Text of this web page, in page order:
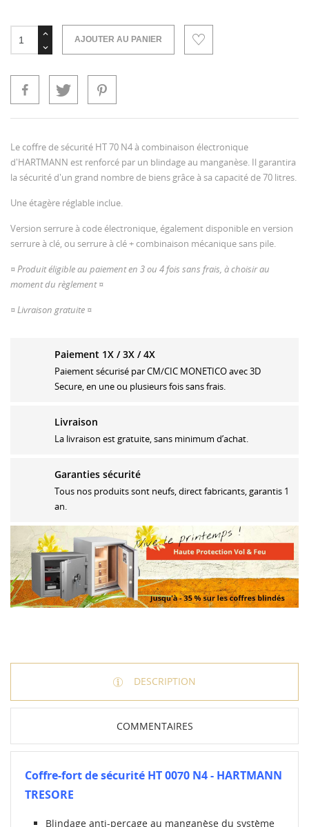
AJOUTER AU PANIER
Le coffre de sécurité HT 70 N4 à combinaison électronique
d'HARTMANN est renforcé par un blindage au manganèse. Il garantira
la sécurité d'un grand nombre de biens grâce à sa capacité de 70 litres.
Une étagère réglable inclue.
Version serrure à code électronique, également disponible en version
serrure à clé, ou serrure à clé + combinaison mécanique sans pile.
¤ Produit éligible au paiement en 3 ou 4 fois sans frais, à choisir au
moment du règlement ¤
¤ Livraison gratuite ¤
Paiement 1X / 3X / 4X
Paiement sécurisé par CM/CIC MONETICO avec 3D
Secure, en une ou plusieurs fois sans frais.
Livraison
La livraison est gratuite, sans minimum d’achat.
Garanties sécurité
Tous nos produits sont neufs, direct fabricants, garantis 1
an.
DESCRIPTION
COMMENTAIRES
Coffre-fort de sécurité HT 0070 N4 - HARTMANN
TRESORE
Blindage anti-perçage au manganèse du système
CRÉER UNE LISTE D'ENVIES
CONNEXION